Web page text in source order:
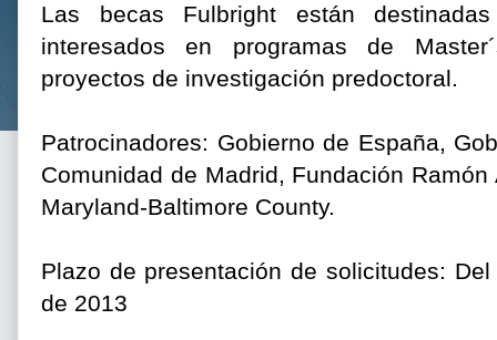
Las becas Fulbright están
interesados en programas de
proyectos de investigación predoctoral.
Patrocinadores: Gobierno de España,
Comunidad de Madrid, Fundación
Maryland-Baltimore County.
Plazo de presentación de solicitudes:
de 2013